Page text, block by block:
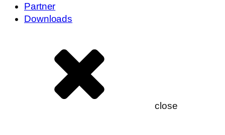
Partner
Downloads
close